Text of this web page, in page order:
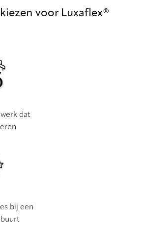
voor Luxaflex®
dat
bij een